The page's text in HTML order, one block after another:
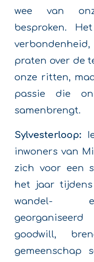
wee van
besproken.
praten over de
onze ritten,
passie die
samenbrengt.
Sylvesterloop:
inwoners van
zich voor een
het jaar tijdens
wandel-
goodwill,
gemeenschap